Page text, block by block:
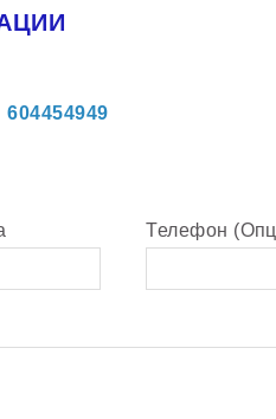
604454949
Телефон